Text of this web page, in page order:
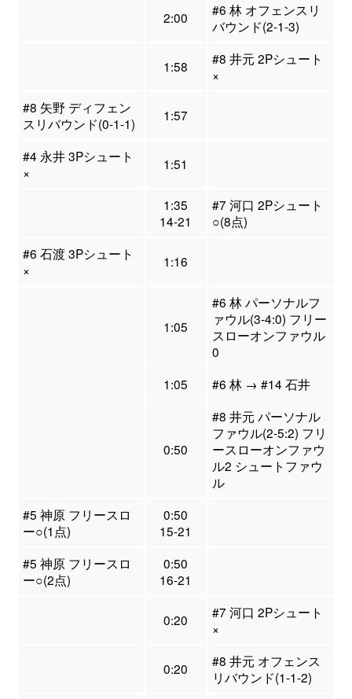
2:00
#6 林 オフェンスリ
バウンド(2-1-3)
1:58
#8 井元 2Pシュート
×
#8 矢野 ディフェン
スリバウンド(0-1-1)
1:57
#4 永井 3Pシュート
×
1:51
1:35
14-21
#7 河口 2Pシュート
○(8点)
#6 石渡 3Pシュート
×
1:16
1:05
#6 林 パーソナルフ
ァウル(3-4:0) フリー
スローオンファウル
0
1:05
#6 林 → #14 石井
0:50
#8 井元 パーソナル
ファウル(2-5:2) フリ
ースローオンファウ
ル2 シュートファウ
ル
#5 神原 フリースロ
ー○(1点)
0:50
15-21
#5 神原 フリースロ
ー○(2点)
0:50
16-21
0:20
#7 河口 2Pシュート
×
0:20
#8 井元 オフェンス
リバウンド(1-1-2)